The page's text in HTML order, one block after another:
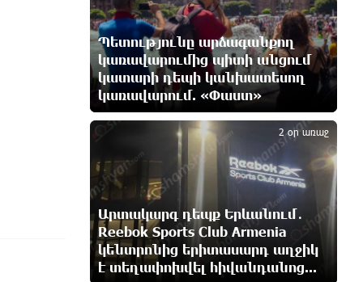
Ռուսական ԱԹՍ-ներ արտադրող
ընկերության ղեկավարի դեմ
մահափորձ է կատարվել
4 ժամ առաջ
4 մեդալ՝ մաթեմատիկական
միջազգային ուսանողական
օլիմպիադայում
5 ժամ առաջ
Հայրենիքի զգացողությունը հողի
նկատմամբ պետք է լինի ոչ թե
թշնամության, այլ
բարեկամության հիմքը. Էդգար Ղազարյան
5 ժամ առաջ
Պետությունը արձագանքող
կառավարումից պիտի անցում
կատարի դեպի կանխատեսող
կառավարում. «Փաստ»
Արտակարգ դեպք Երևանում․
Reebok Sports Club Armenia
կենտրոնից երիտասարդ աղջիկ
է տեղափոխվել հիվանդանոց...
2 օր առաջ
5